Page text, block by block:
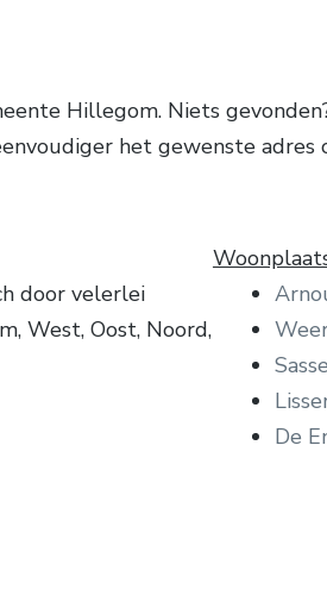
Hillegom. Niets
het gewenste
door velerlei
West, Oost, Noord,
De